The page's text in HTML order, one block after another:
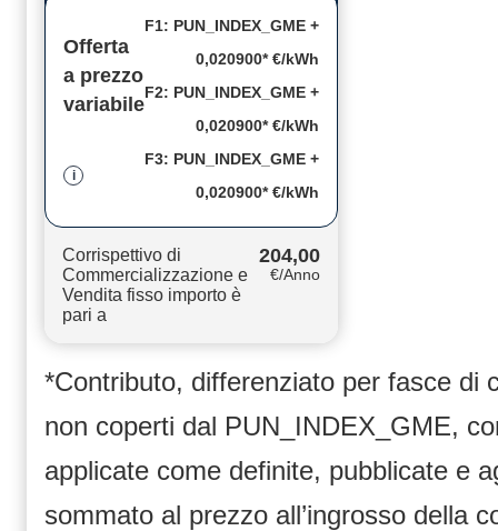
Offerta
a prezzo
variabile
i
F1: PUN_INDEX_GME +
0,020900* €/kWh
F2: PUN_INDEX_GME +
0,020900* €/kWh
F3: PUN_INDEX_GME +
0,020900* €/kWh
Corrispettivo di
Commercializzazione e
Vendita fisso importo è
pari a
204,00
€/Anno
*Contributo, differenziato per fasce di
non coperti dal PUN_INDEX_GME,
applicate come definite, pubblicate e
sommato al prezzo all’ingrosso della